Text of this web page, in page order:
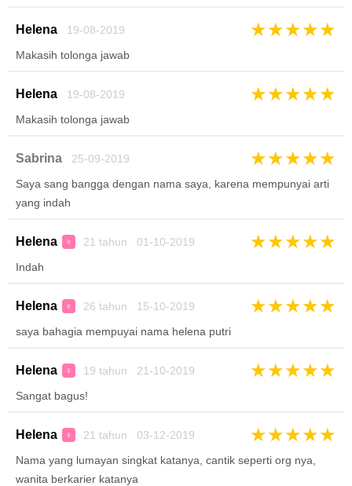
Helena 19-08-2019 ★★★★★
Makasih tolonga jawab
Helena 19-08-2019 ★★★★★
Makasih tolonga jawab
Sabrina 25-09-2019 ★★★★★
Saya sang bangga dengan nama saya, karena mempunyai arti
yang indah
Helena ♀ 21 tahun 01-10-2019 ★★★★★
Indah
Helena ♀ 26 tahun 15-10-2019 ★★★★★
saya bahagia mempuyai nama helena putri
Helena ♀ 19 tahun 21-10-2019 ★★★★★
Sangat bagus!
Helena ♀ 21 tahun 03-12-2019 ★★★★★
Nama yang lumayan singkat katanya, cantik seperti org nya,
wanita berkarier katanya